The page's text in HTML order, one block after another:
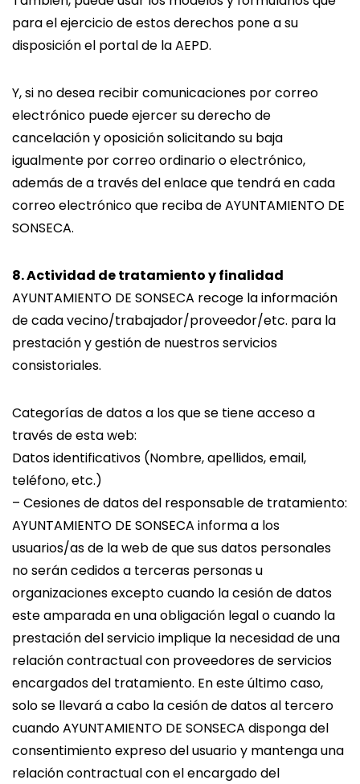
para el ejercicio de estos derechos pone a su
disposición el portal de la AEPD.
Y, si no desea recibir comunicaciones por correo
electrónico puede ejercer su derecho de
cancelación y oposición solicitando su baja
igualmente por correo ordinario o electrónico,
además de a través del enlace que tendrá en cada
correo electrónico que reciba de AYUNTAMIENTO DE
SONSECA.
8. Actividad de tratamiento y finalidad
AYUNTAMIENTO DE SONSECA recoge la información
de cada vecino/trabajador/proveedor/etc. para la
prestación y gestión de nuestros servicios
consistoriales.
Categorías de datos a los que se tiene acceso a
través de esta web:
Datos identificativos (Nombre, apellidos, email,
teléfono, etc.)
– Cesiones de datos del responsable de tratamiento:
AYUNTAMIENTO DE SONSECA informa a los
usuarios/as de la web de que sus datos personales
no serán cedidos a terceras personas u
organizaciones excepto cuando la cesión de datos
este amparada en una obligación legal o cuando la
prestación del servicio implique la necesidad de una
relación contractual con proveedores de servicios
encargados del tratamiento. En este último caso,
solo se llevará a cabo la cesión de datos al tercero
cuando AYUNTAMIENTO DE SONSECA disponga del
consentimiento expreso del usuario y mantenga una
relación contractual con el encargado del